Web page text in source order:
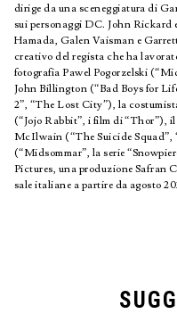
dirige da una sceneggiatura di
sui personaggi DC. John Rickard
Hamada, Galen Vaisman e
creativo del regista che ha
fotografia Pawel Pogorzelski
John Billington (“Bad Boys for
2”, “The Lost City”), la
(“Jojo Rabbit”, i film di “Thor”),
McIlwain (“The Suicide Squad”,
(“Midsommar”, la serie
Pictures, una produzione Safran
sale italiane a partire da agosto